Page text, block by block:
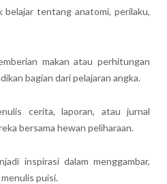
belajar tentang anatomi, perilaku,
makan atau perhitungan
bagian dari pelajaran angka.
cerita, laporan, atau jurnal
bersama hewan peliharaan.
inspirasi dalam menggambar,
puisi.